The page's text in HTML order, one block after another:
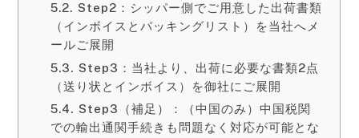
Step2：シッパー側でご用意した出荷書類
（インボイスとパッキングリスト）を当社へメ
ールご展開
Step3：当社より、出荷に必要な書類2点
（送り状とインボイス）を御社にご展開
Step3（補足）：（中国のみ）中国税関
での輸出通関手続きも問題なく対応が可能とな